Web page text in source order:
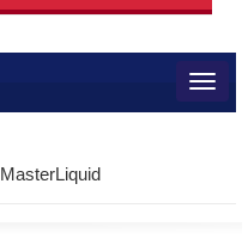
MasterLiquid